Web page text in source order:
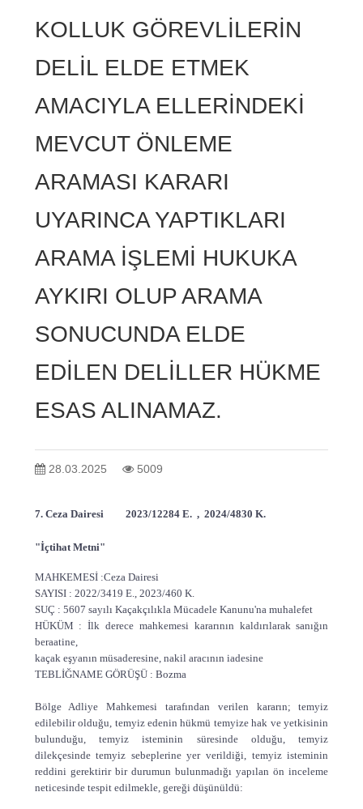
KOLLUK GÖREVLİLERİN
DELİL ELDE ETMEK
AMACIYLA ELLERİNDEKİ
MEVCUT ÖNLEME
ARAMASI KARARI
UYARINCA YAPTIKLARI
ARAMA İŞLEMİ HUKUKA
AYKIRI OLUP ARAMA
SONUCUNDA ELDE
EDİLEN DELİLLER HÜKME
ESAS ALINAMAZ.
28.03.2025 5009
7. Ceza Dairesi 2023/12284 E. , 2024/4830 K.
"İçtihat Metni"
MAHKEMESİ :Ceza Dairesi
SAYISI : 2022/3419 E., 2023/460 K.
SUÇ : 5607 sayılı Kaçakçılıkla Mücadele Kanunu'na muhalefet
HÜKÜM : İlk derece mahkemesi kararının kaldırılarak sanığın
beraatine,
kaçak eşyanın müsaderesine, nakil aracının iadesine
TEBLİĞNAME GÖRÜŞÜ : Bozma
Bölge Adliye Mahkemesi tarafından verilen kararın; temyiz
edilebilir olduğu, temyiz edenin hükmü temyize hak ve yetkisinin
bulunduğu, temyiz isteminin süresinde olduğu, temyiz
dilekçesinde temyiz sebeplerine yer verildiği, temyiz isteminin
reddini gerektirir bir durumun bulunmadığı yapılan ön inceleme
neticesinde tespit edilmekle, gereği düşünüldü: